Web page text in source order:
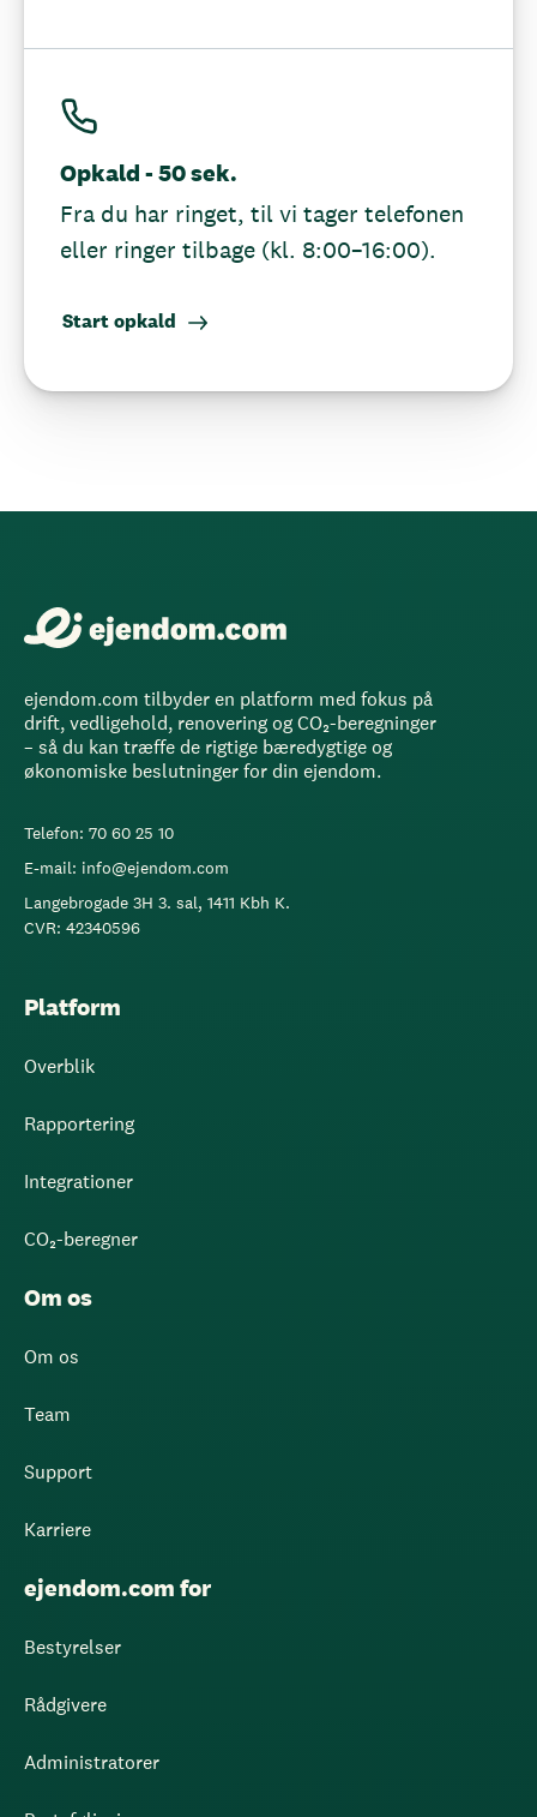
Opkald - 50 sek.
Fra du har ringet, til vi tager telefonen
eller ringer tilbage (kl. 8:00–16:00).
Start opkald
ejendom.com tilbyder en platform med fokus på
drift, vedligehold, renovering og CO₂-beregninger
– så du kan træffe de rigtige bæredygtige og
økonomiske beslutninger for din ejendom.
Telefon: 70 60 25 10
E-mail: info@ejendom.com
Langebrogade 3H 3. sal, 1411 Kbh K.
CVR: 42340596
Platform
Overblik
Rapportering
Integrationer
CO₂-beregner
Om os
Om os
Team
Support
Karriere
ejendom.com for
Bestyrelser
Rådgivere
Administratorer